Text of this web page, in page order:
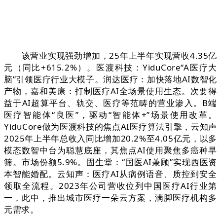
该营业实现强劲增加，25年上半年实现营收4.35亿
元（同比+615.2%）。医渡科技：YiduCore“A医疗大
脑”引领医疗行业大模子。润达医疗：加快落地AI数智化
产物，嘉和美康：打制医疗AI全场景使用生态。次要得
益于AI超算平台、轨交、医疗等范畴的营业渗入。B端
医疗智能体“良医”，驱动“智能体+”场景使用改革。
YiduCore做为医渡科技的焦点AI医疗算法引擎，云知声
2025年上半年总收入同比增加20.2%至4.05亿元，以多
模态数智中台为聪慧底座，其焦点AI使用聚焦多癌种早
筛。市场份额5.9%。固生堂：“国医AI兼顾”实现西医资
本智能婚配。云知声：医疗AI从病例语音、质控到安全
领取全流程。2023年公司营收位列中国医疗AI行业第
一，此中，推出城市医疗一朵云方案，满脚医疗机构多
元需求。